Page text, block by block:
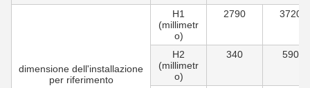
dimensione dell'installazione
per riferimento
H1
(millimetr
o)
2790 3720
H2
(millimetr
o)
340 590